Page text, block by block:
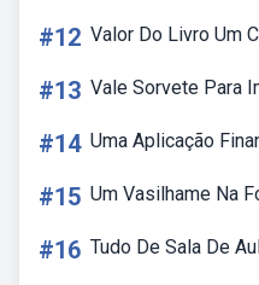
#12 Valor Do Livro Um
#13 Vale Sorvete Para
#14 Uma Aplicação
#15 Um Vasilhame Na
#16 Tudo De Sala De